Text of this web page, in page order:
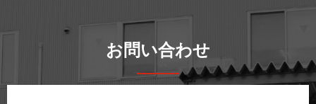
お問い合わせ